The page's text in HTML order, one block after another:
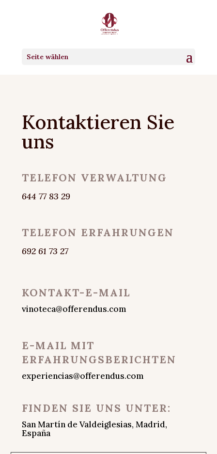
Seite wählen
Kontaktieren Sie
uns
TELEFON VERWALTUNG
644 77 83 29
TELEFON ERFAHRUNGEN
692 61 73 27
KONTAKT-E-MAIL
vinoteca@offerendus.com
E-MAIL MIT
ERFAHRUNGSBERICHTEN
experiencias@offerendus.com
FINDEN SIE UNS UNTER:
San Martín de Valdeiglesias, Madrid,
España